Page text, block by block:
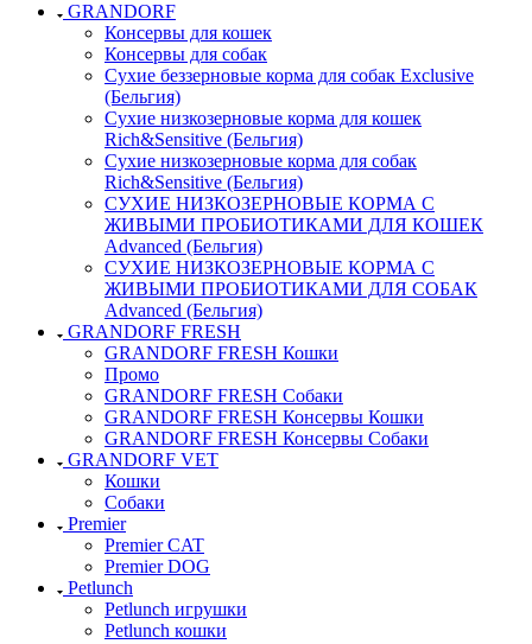
GRANDORF
Консервы для кошек
Консервы для собак
Сухие беззерновые корма для собак Exclusive
(Бельгия)
Сухие низкозерновые корма для кошек
Rich&Sensitive (Бельгия)
Сухие низкозерновые корма для собак
Rich&Sensitive (Бельгия)
СУХИЕ НИЗКОЗЕРНОВЫЕ КОРМА С
ЖИВЫМИ ПРОБИОТИКАМИ ДЛЯ КОШЕК
Advanced (Бельгия)
СУХИЕ НИЗКОЗЕРНОВЫЕ КОРМА С
ЖИВЫМИ ПРОБИОТИКАМИ ДЛЯ СОБАК
Advanced (Бельгия)
GRANDORF FRESH
GRANDORF FRESH Кошки
Промо
GRANDORF FRESH Собаки
GRANDORF FRESH Консервы Кошки
GRANDORF FRESH Консервы Собаки
GRANDORF VET
Кошки
Собаки
Premier
Premier CAT
Premier DOG
Petlunch
Petlunch игрушки
Petlunch кошки